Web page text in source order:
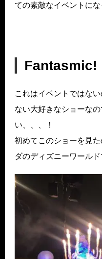
ての素敵なイベントに
Fantasmic!
これはイベントではな
ない大好きなショーな
い、、、！
初めてこのショーを見
ダのディズニーワールド